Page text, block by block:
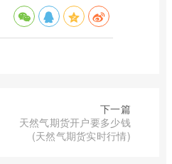
下一篇
天然气期货开户要多少钱
(天然气期货实时行情)